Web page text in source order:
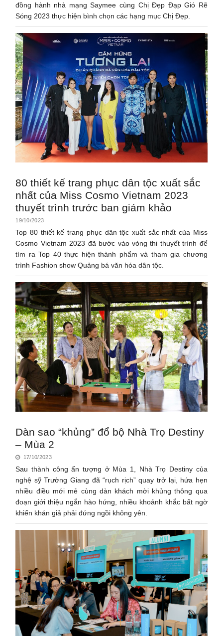
đồng hành nhà mạng Saymee cùng Chị Đẹp Đạp Gió Rẽ
Sóng 2023 thực hiện bình chọn các hạng mục Chị Đẹp.
80 thiết kế trang phục dân tộc xuất sắc
nhất của Miss Cosmo Vietnam 2023
thuyết trình trước ban giám khảo
19/10/2023
Top 80 thiết kế trang phục dân tộc xuất sắc nhất của Miss
Cosmo Vietnam 2023 đã bước vào vòng thi thuyết trình để
tìm ra Top 40 thực hiện thành phẩm và tham gia chương
trình Fashion show Quảng bá văn hóa dân tộc.
Dàn sao “khủng” đổ bộ Nhà Trọ Destiny
– Mùa 2
17/10/2023
Sau thành công ấn tượng ở Mùa 1, Nhà Trọ Destiny của
nghệ sỹ Trường Giang đã “rụch rịch” quay trở lại, hứa hẹn
nhiều điều mới mẻ cùng dàn khách mời khủng thông qua
đoạn giới thiệu ngắn hào hứng, nhiều khoảnh khắc bất ngờ
khiến khán giả phải đứng ngồi không yên.